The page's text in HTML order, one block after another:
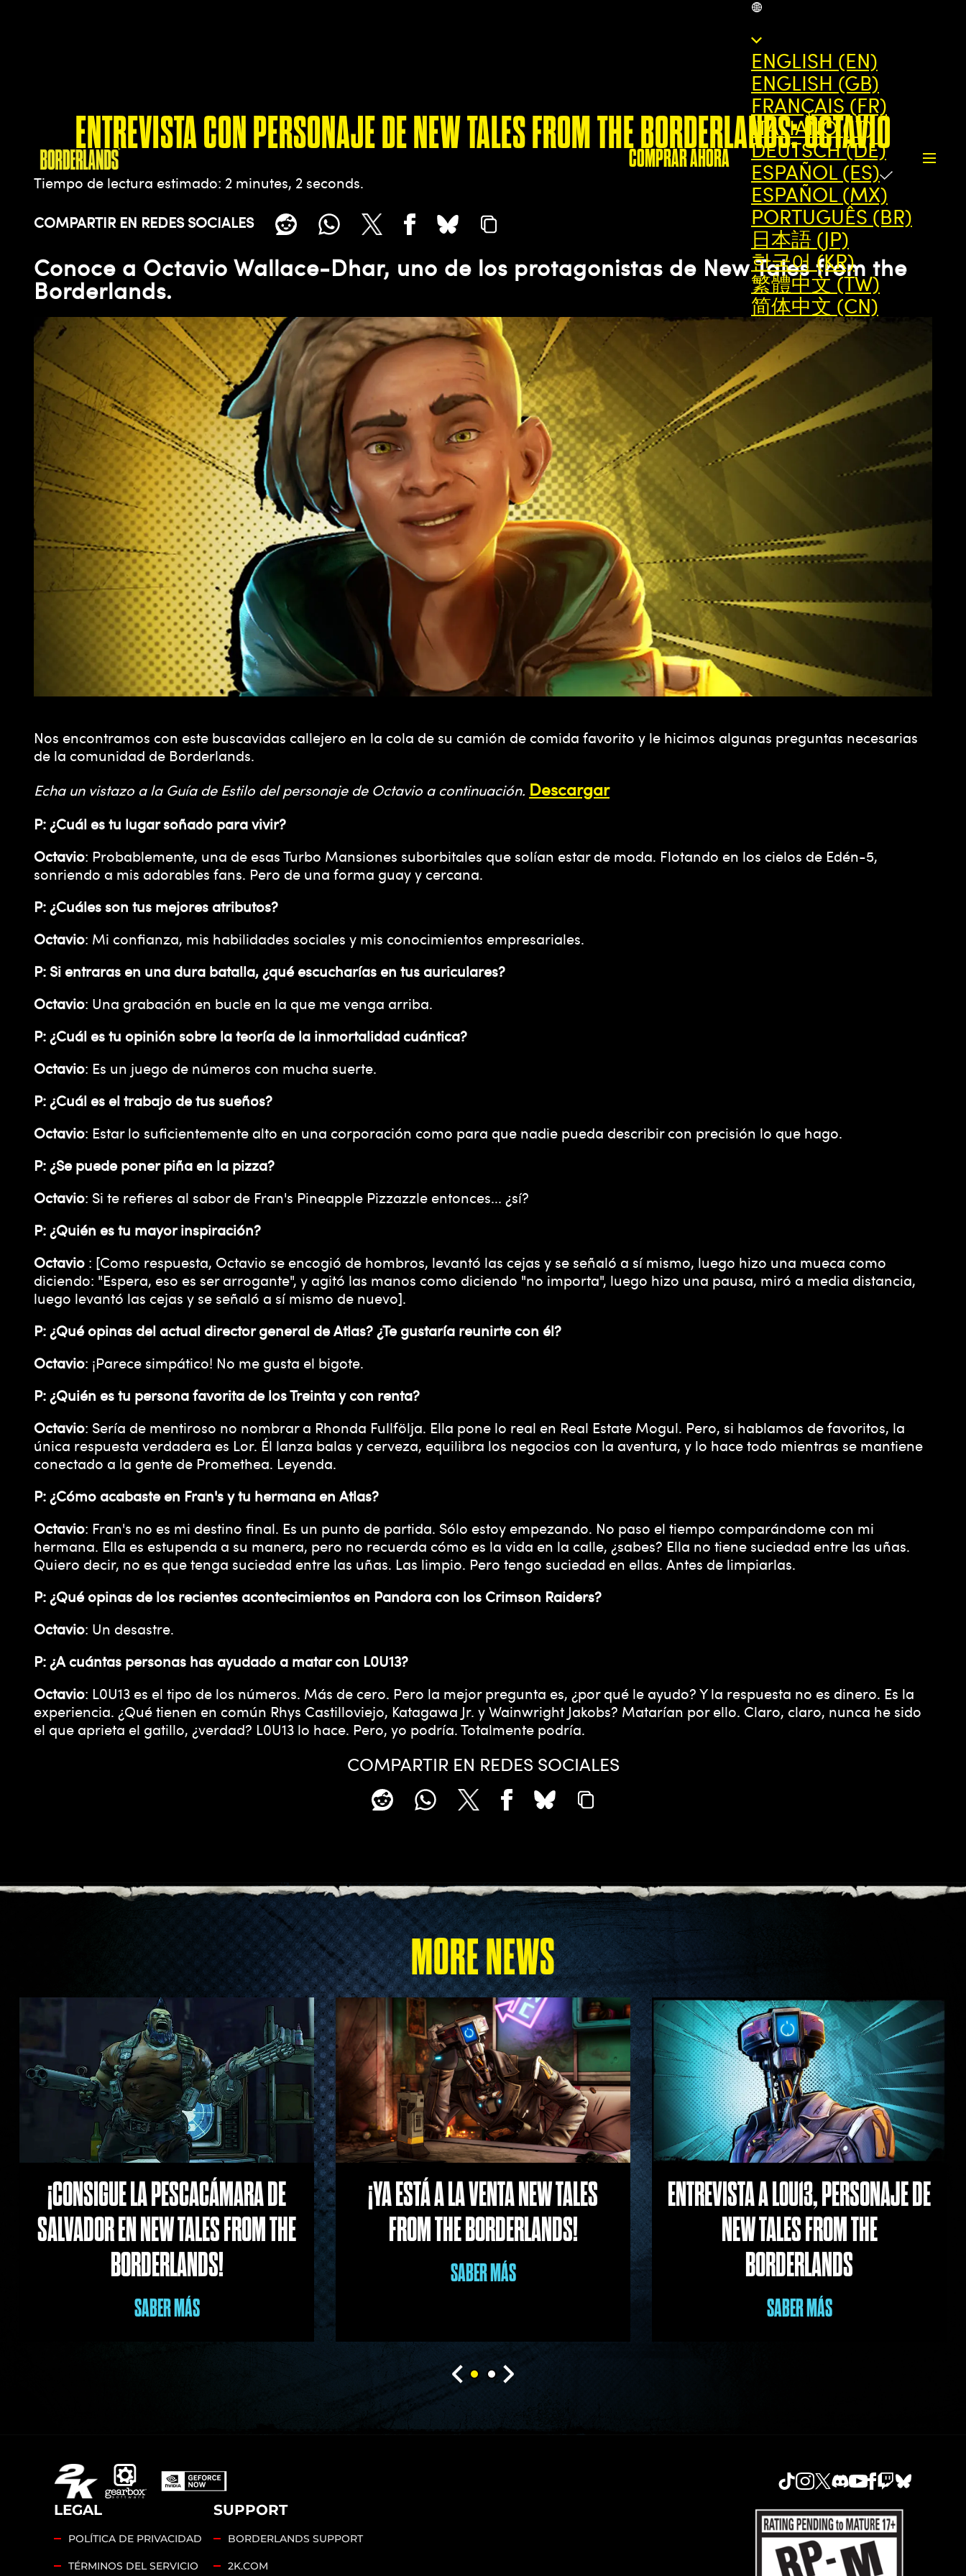
COMPRAR AHORA
ENGLISH (EN)
ENGLISH (GB)
FRANÇAIS (FR)
ITALIANO (IT)
DEUTSCH (DE)
ESPAÑOL (ES)
ESPAÑOL (MX)
PORTUGUÊS (BR)
日本語 (JP)
한국어 (KR)
繁體中文 (TW)
简体中文 (CN)
ENTREVISTA CON PERSONAJE DE NEW TALES FROM THE BORDERLANDS: OCTAVIO
Tiempo de lectura estimado 2 minutes, 2 seconds
COMPARTIR EN REDES SOCIALES
Conoce a Octavio Wallace-Dhar, uno de los protagonistas de New Tales from the
Borderlands.
Nos encontramos con este buscavidas callejero en la cola de su camión de comida favorito y le hicimos algunas preguntas necesarias
de la comunidad de Borderlands.
Echa un vistazo a la Guía de Estilo del personaje de Octavio a continuación. Descargar
P: ¿Cuál es tu lugar soñado para vivir?
Octavio: Probablemente, una de esas Turbo Mansiones suborbitales que solían estar de moda. Flotando en los cielos de Edén-5,
sonriendo a mis adorables fans. Pero de una forma guay y cercana.
P: ¿Cuáles son tus mejores atributos?
Octavio: Mi confianza, mis habilidades sociales y mis conocimientos empresariales.
P: Si entraras en una dura batalla, ¿qué escucharías en tus auriculares?
Octavio: Una grabación en bucle en la que me venga arriba.
P: ¿Cuál es tu opinión sobre la teoría de la inmortalidad cuántica?
Octavio: Es un juego de números con mucha suerte.
P: ¿Cuál es el trabajo de tus sueños?
Octavio: Estar lo suficientemente alto en una corporación como para que nadie pueda describir con precisión lo que hago.
P: ¿Se puede poner piña en la pizza?
Octavio: Si te refieres al sabor de Fran's Pineapple Pizzazzle entonces... ¿sí?
P: ¿Quién es tu mayor inspiración?
Octavio : [Como respuesta, Octavio se encogió de hombros, levantó las cejas y se señaló a sí mismo, luego hizo una mueca como
diciendo: "Espera, eso es ser arrogante", y agitó las manos como diciendo "no importa", luego hizo una pausa, miró a media distancia,
luego levantó las cejas y se señaló a sí mismo de nuevo].
P: ¿Qué opinas del actual director general de Atlas? ¿Te gustaría reunirte con él?
Octavio: ¡Parece simpático! No me gusta el bigote.
P: ¿Quién es tu persona favorita de los Treinta y con renta?
Octavio: Sería de mentiroso no nombrar a Rhonda Fullfölja. Ella pone lo real en Real Estate Mogul. Pero, si hablamos de favoritos, la
única respuesta verdadera es Lor. Él lanza balas y cerveza, equilibra los negocios con la aventura, y lo hace todo mientras se mantiene
conectado a la gente de Promethea. Leyenda.
P: ¿Cómo acabaste en Fran's y tu hermana en Atlas?
Octavio: Fran's no es mi destino final. Es un punto de partida. Sólo estoy empezando. No paso el tiempo comparándome con mi
hermana. Ella es estupenda a su manera, pero no recuerda cómo es la vida en la calle, ¿sabes? Ella no tiene suciedad entre las uñas.
Quiero decir, no es que tenga suciedad entre las uñas. Las limpio. Pero tengo suciedad en ellas. Antes de limpiarlas.
P: ¿Qué opinas de los recientes acontecimientos en Pandora con los Crimson Raiders?
Octavio: Un desastre.
P: ¿A cuántas personas has ayudado a matar con L0U13?
Octavio: L0U13 es el tipo de los números. Más de cero. Pero la mejor pregunta es, ¿por qué le ayudo? Y la respuesta no es dinero. Es la
experiencia. ¿Qué tienen en común Rhys Castilloviejo, Katagawa Jr. y Wainwright Jakobs? Matarían por ello. Claro, claro, nunca he sido
el que aprieta el gatillo, ¿verdad? L0U13 lo hace. Pero, yo podría. Totalmente podría.
COMPARTIR EN REDES SOCIALES
MORE NEWS
¡CONSIGUE LA PESCACÁMARA DE
SALVADOR EN NEW TALES FROM THE
BORDERLANDS!
SABER MÁS
¡YA ESTÁ A LA VENTA NEW TALES
FROM THE BORDERLANDS!
SABER MÁS
ENTREVISTA A L0U13, PERSONAJE DE
NEW TALES FROM THE
BORDERLANDS
SABER MÁS
LEGAL
POLÍTICA DE PRIVACIDAD
TÉRMINOS DEL SERVICIO
SUPPORT
BORDERLANDS SUPPORT
2K.COM